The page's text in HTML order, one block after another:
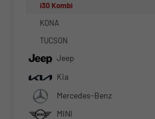
i30 Kombi
KONA
TUCSON
Jeep
Kia
Mercedes-Benz
MINI